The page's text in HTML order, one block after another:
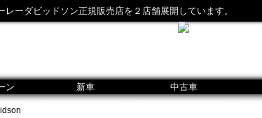
ーダビッドソン正規販売店を２店舗展開しています。
ン 新車 中古車